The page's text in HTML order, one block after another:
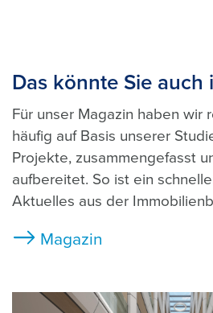
Das könnte Sie auch
Für unser Magazin haben wir
häufig auf Basis unserer
Projekte, zusammengefasst
aufbereitet. So ist ein
Aktuelles aus der
Magazin